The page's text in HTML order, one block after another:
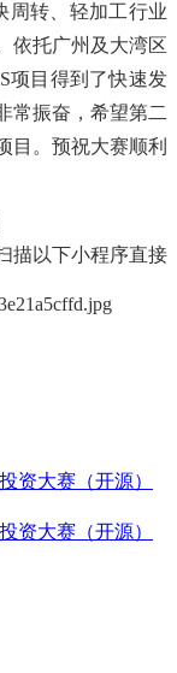
周转、轻加工行业
依托广州及大湾区
项目得到了快速发
常振奋，希望第二
目。预祝大赛顺利
描以下小程序直接
资大赛（开源）
资大赛（开源）